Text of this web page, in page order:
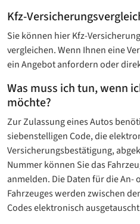
Kfz-
Sie können hier Kfz-
vergleichen. Wenn Ihnen eine
ein Angebot anfordern oder
Was muss ich tun, wenn
möchte?
Zur Zulassung eines Autos
siebenstelligen Code, die
Versicherungsbestätigung,
Nummer können Sie das
anmelden. Die Daten für die An-
Fahrzeuges werden zwischen
Codes elektronisch